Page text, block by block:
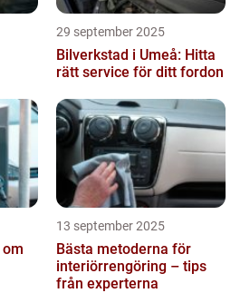
29 september 2025
Bilverkstad i Umeå: Hitta
rätt service för ditt fordon
13 september 2025
Bästa metoderna för
interiörrengöring – tips
från experterna